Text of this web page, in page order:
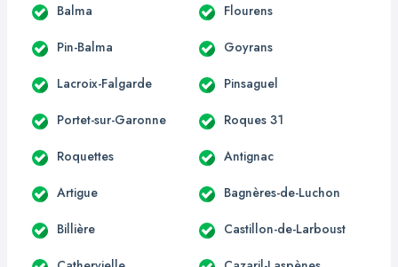
Balma Flourens
Pin-Balma Goyrans
Lacroix-Falgarde Pinsaguel
Portet-sur-Garonne Roques 31
Roquettes Antignac
Artigue Bagnères-de-Luchon
Billière Castillon-de-Larboust